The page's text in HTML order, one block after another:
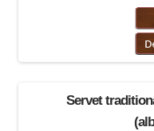
Servet